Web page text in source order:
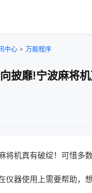
中心 > 万能程序
披靡!宁波麻将
将机真有破绽！可惜多
仪器使用上需要帮助，